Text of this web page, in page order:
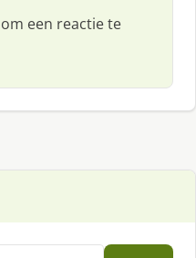
om een reactie te